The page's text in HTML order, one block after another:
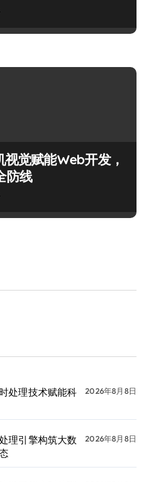
觉赋能Web开发，
防线
处理技术赋能科
2026年8月8日
理引擎构筑大数
2026年8月8日